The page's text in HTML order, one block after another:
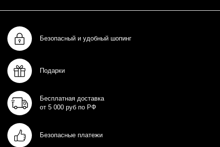
Безопасный и удобный шопинг
Подарки
Бесплатная доставка
от 5 000 руб по РФ
Безопасные платежи